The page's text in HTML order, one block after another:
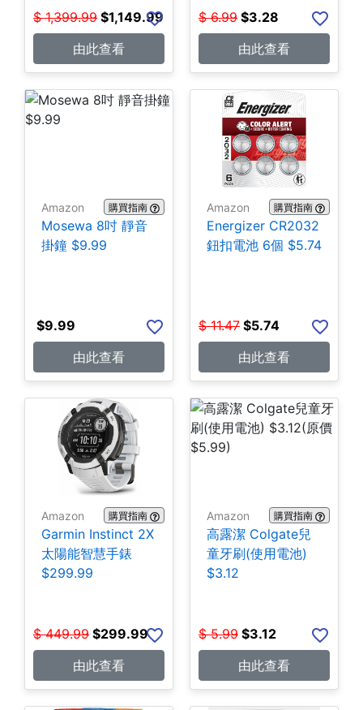
$ 1,399.99 $1,149.99
由此查看
$ 6.99 $3.28
由此查看
Amazon 購買指南
Mosewa 8吋 靜音
掛鐘 $9.99
$9.99
由此查看
Amazon 購買指南
Energizer CR2032
鈕扣電池 6個 $5.74
$ 11.47 $5.74
由此查看
Amazon 購買指南
Garmin Instinct 2X
太陽能智慧手錶
$299.99
$ 449.99 $299.99
由此查看
Amazon 購買指南
高露潔 Colgate兒
童牙刷(使用電池)
$3.12
$ 5.99 $3.12
由此查看